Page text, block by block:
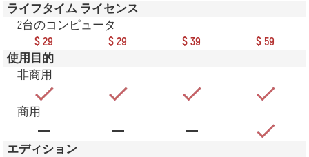
ライフタイム ライセンス
2台のコンピュータ
$ 29
$ 29 $ 39
$ 59
使用目的
非商用
商用
エディション